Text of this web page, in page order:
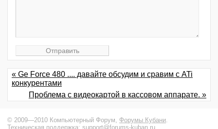
« Ge Force 480 .... давайте обсудим и сравим с ATi
конкурентами
Проблема с видеокартой в кассовом аппарате. »
© 2009—2010 Компьютерный Форум, Форумы Кубани.
Техническая поддержка: support@forums-kuban.ru